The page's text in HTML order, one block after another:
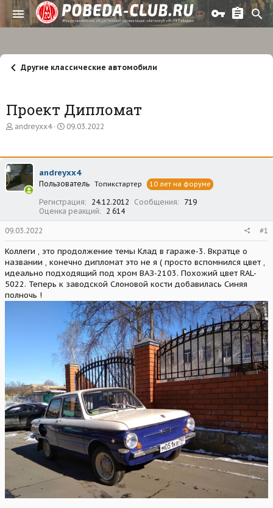
Другие классические автомобили
Проект Дипломат
А
о
р
т
е
andreyxx4
Д
а
а
ч
л
а
09.03.2022
andreyxx4
Пользователь Топикстартер 10 лет на форуме
Регистрация 24.12.2012 Сообщения
719
Оценка реакций
2 614
09.03.2022 #1
Коллеги , это продолжение темы Клад в гараже-3. Вкратце о
названии , конечно дипломат это не я ( просто вспомнился цвет ,
идеально подходящий под хром ВАЗ-2103. Похожий цвет RAL-
5022. Теперь к заводской Слоновой кости добавилась Синяя
полночь !